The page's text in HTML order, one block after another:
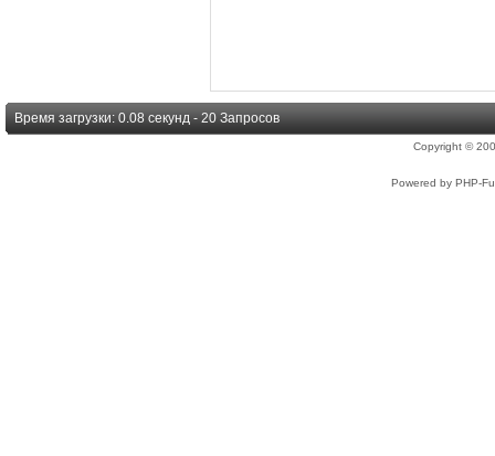
Время загрузки: 0.08 секунд - 20 Запросов
Copyright ©
Powered by PHP-